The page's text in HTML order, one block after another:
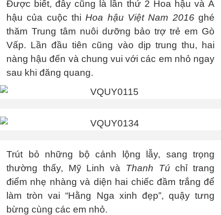
Được biết, đây cũng là lần thứ 2 Hoa hậu và Á
hậu của cuộc thiHoa hậu Việt Nam 2016ghé
thăm Trung tâm nuôi dưỡng bảo trợ trẻ em Gò
Vấp. Lần đầu tiên cũng vào dịp trung thu, hai
nàng hậu đến và chung vui với các em nhỏ ngay
sau khi đăng quang.
Trút bỏ những bộ cánh lộng lẫy, sang trọng
thường thấy, Mỹ Linh và Thanh Tú chỉ trang
điểm nhẹ nhàng và diện hai chiếc đầm trắng để
làm tròn vai “Hằng Nga xinh đẹp”, quậy tưng
bừng cùng các em nhỏ.